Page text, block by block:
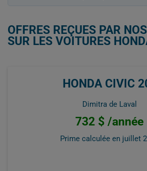
OFFRES REÇUES PAR
SUR LES VOITURES
HONDA CIVIC
Dimitra de Laval
732 $ /année
Prime calculée en juillet